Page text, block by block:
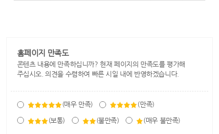
홈페이지 만족도
콘텐츠 내용에 만족하십니까? 현재 페이지의 만족도를 평가해
주십시오. 의견을 수렴하여 빠른 시일 내에 반영하겠습니다.
(매우 만족) (만족)
(보통) (불만족) (매우 불만족)